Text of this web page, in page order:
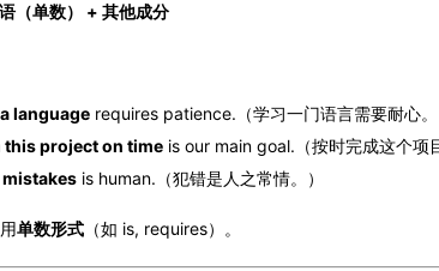
（单数） + 其他成分
language requires patience.（学习一门语言需要耐心。
this project on time is our main goal.（按时完成这个项
mistakes is human.（犯错是人之常情。）
单数形式 （如 is, requires）。